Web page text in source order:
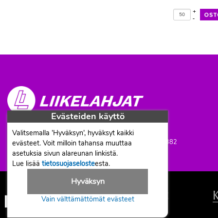
-
+
Proficient Co OyFI07452333
Ma-To 8-16, Pe 8-15 | info@liikelahjat.fi | Puh: 050 341 0382
Evästeiden käyttö
Valitsemalla ’Hyväksyn’, hyväksyt kaikki
evästeet. Voit milloin tahansa muuttaa
asetuksia sivun alareunan linkistä.
Lue lisää tietosuojaselosteesta.
Hyväksyn
Vain välttämättömät evästeet